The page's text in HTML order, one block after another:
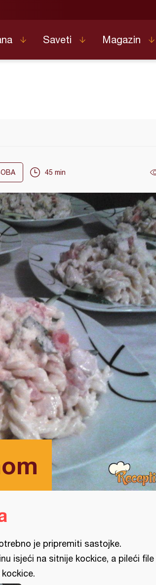
Saveti Magazin
45 min
je pripremiti sastojke.
isjeći na sitnije kockice, a pileći file